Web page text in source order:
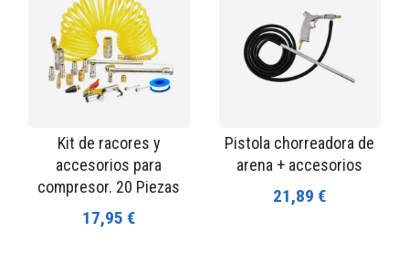
Kit de racores y
accesorios para
compresor. 20 Piezas
17,95 €
Pistola chorreadora de
arena + accesorios
21,89 €